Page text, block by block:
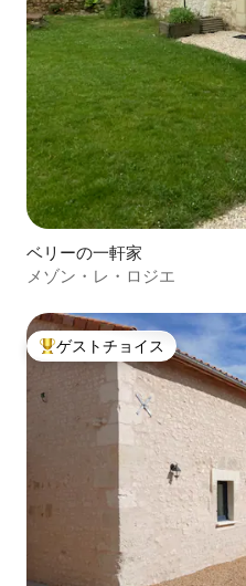
ベリーの一軒家
メゾン・レ・ロジエ
大好評のゲストチョイスです。
ゲストチョイス